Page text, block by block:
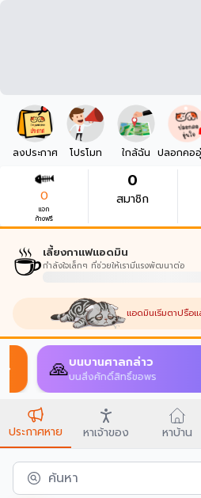
ลงประกาศ โปรโมท ใกล้ฉัน ปลอกคออุ่
0
แจก
ก้างฟรี
0
สมาชิก
☕เลี้ยงกาแฟแอดมิน
กำลังใจเล็กๆ ที่ช่วยให้เรามีแรงพัฒนาต่อ
แอดมินเริ่มตาปรือ
🙏บนบานศาลกล่าว
บนสิ่งศักดิ์สิทธิ์ขอพร
ประกาศหาย หาเจ้าของ หาบ้าน
ค้นหา